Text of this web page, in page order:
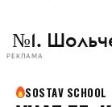
№1.
РЕКЛАМА